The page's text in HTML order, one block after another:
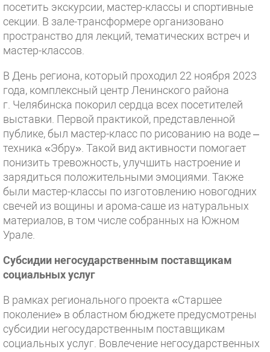
посетить экскурсии, мастер-классы и спортивные
секции. В зале-трансформере организовано
пространство для лекций, тематических встреч и
мастер-классов.
В День региона, который проходил 22 ноября 2023
года, комплексный центр Ленинского района
г. Челябинска покорил сердца всех посетителей
выставки. Первой практикой, представленной
публике, был мастер-класс по рисованию на воде –
техника «Эбру». Такой вид активности помогает
понизить тревожность, улучшить настроение и
зарядиться положительными эмоциями. Также
были мастер-классы по изготовлению новогодних
свечей из вощины и арома-саше из натуральных
материалов, в том числе собранных на Южном
Урале.
Субсидии негосударственным поставщикам
социальных услуг
В рамках регионального проекта «Старшее
поколение» в областном бюджете предусмотрены
субсидии негосударственным поставщикам
социальных услуг. Вовлечение негосударственных